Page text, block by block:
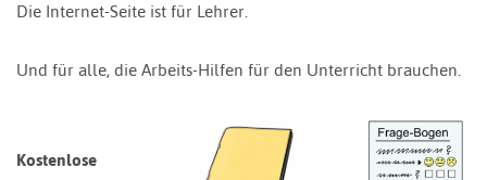
Die Internet-Seite ist für Lehrer.
Und für alle, die Arbeits-Hilfen für den Unterricht brauchen.
Kostenlose